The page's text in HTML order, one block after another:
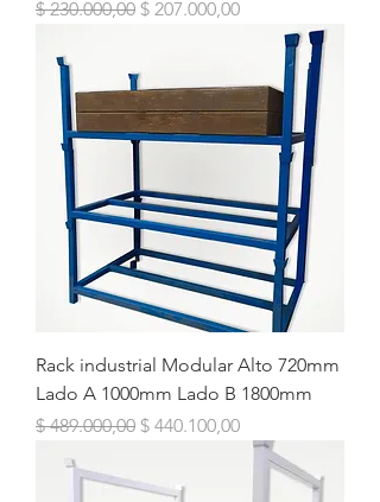
Precio
$ 230.000,00 Precio de oferta
$ 207.000,00
Rack industrial Modular Alto 720mm
Lado A 1000mm Lado B 1800mm
Precio
$ 489.000,00 Precio de oferta
$ 440.100,00